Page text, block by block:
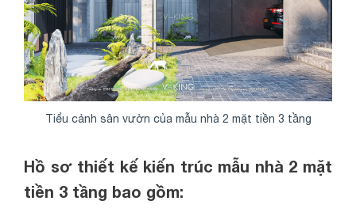
Tiểu cảnh sân vườn của mẫu nhà 2 mặt tiền 3 tầng
Hồ sơ thiết kế kiến trúc mẫu nhà 2 mặt
tiền 3 tầng bao gồm: